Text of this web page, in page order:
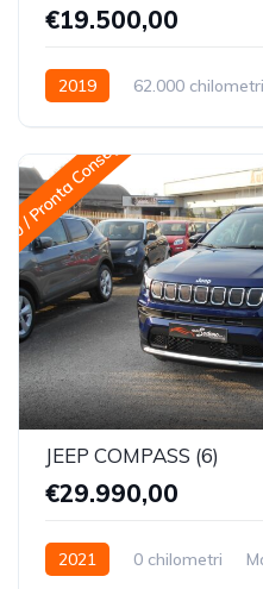
€19.500,00
2019 62.000 chilometri
Pronta Consegna
JEEP COMPASS (6)
€29.990,00
2021 0 chilometri